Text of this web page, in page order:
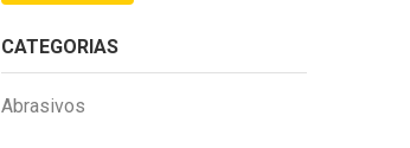
CATEGORIAS
Abrasivos